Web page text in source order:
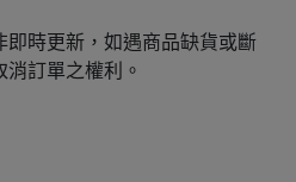
即時更新，如遇商品缺貨或斷
訂單之權利。